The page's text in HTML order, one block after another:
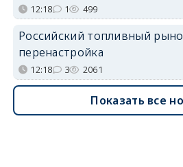
12:18 1 499
Российский топливный
перенастройка
12:18 3 2061
Показать все